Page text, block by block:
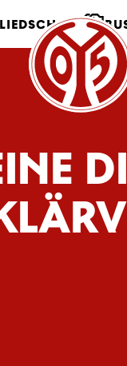
NLZ FANS